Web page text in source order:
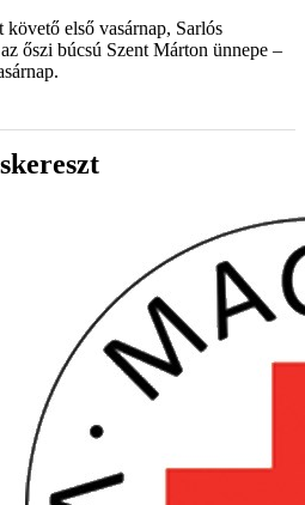
első vasárnap, Sarlós
őszi búcsú Szent Márton ünnepe –